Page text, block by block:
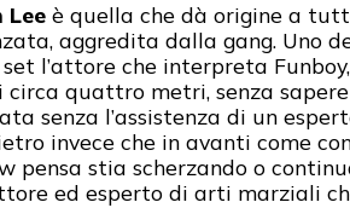
Lee è quella che dà origine a
aggredita dalla gang. Uno
l’attore che interpreta Funboy,
quattro metri, senza
senza l’assistenza di un
invece che in avanti come
pensa stia scherzando o
ed esperto di arti marziali